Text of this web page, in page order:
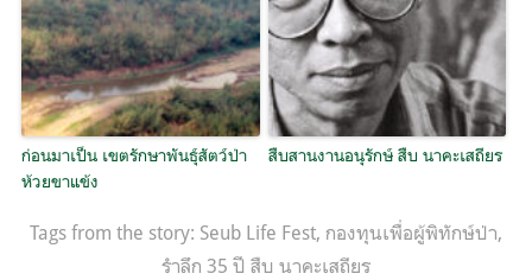
ก่อนมาเป็น เขตรักษาพันธุ์สัตว์ป่า
ห้วยขาแข้ง
สืบสานงานอนุรักษ์ สืบ นาคะเสถียร
Tags from the story: Seub Life Fest, กองทุนเพื่อผู้พิทักษ์ป่า,
รำลึก 35 ปี สืบ นาคะเสถียร